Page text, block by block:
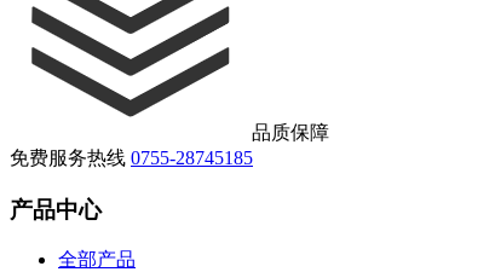
品质保障
免费服务热线 0755-28745185
产品中心
全部产品